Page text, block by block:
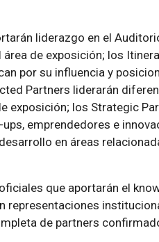
liderazgo en el
de exposición; los
por su influencia y
Partners liderarán
exposición; los Strategic
emprendedores e
en áreas
que aportarán el
representaciones
de partners